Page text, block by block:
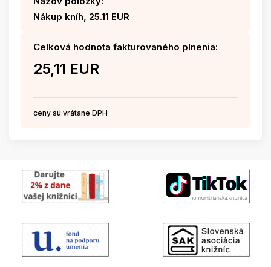
Nákup kníh, 25.11 EUR
Celková hodnota fakturovaného plnenia:
25,11 EUR
ceny sú vrátane DPH